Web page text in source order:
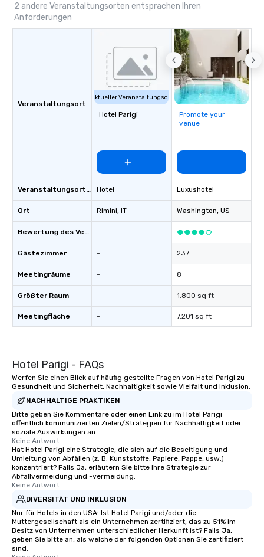
2 andere Veranstaltungsorten entsprachen Ihren
Anforderungen
Veranstaltungsort
Veranstaltungsortstyp
Ort
Bewertung des Veranstaltungsortes
Gästezimmer
Meetingräume
Größter Raum
Meetingfläche
Aktueller Veranstaltungsort
Hotel Parigi
Hotel
Rimini, IT
-
-
-
-
-
Promote your
venue
Luxushotel
Washington, US
237
8
1.800 sq ft
7.201 sq ft
Hotel Parigi - FAQs
Werfen Sie einen Blick auf häufig gestellte Fragen von Hotel Parigi zu
Gesundheit und Sicherheit, Nachhaltigkeit sowie Vielfalt und Inklusion.
NACHHALTIGE PRAKTIKEN
Bitte geben Sie Kommentare oder einen Link zu im Hotel Parigi
öffentlich kommunizierten Zielen/Strategien für Nachhaltigkeit oder
soziale Auswirkungen an.
Keine Antwort.
Hat Hotel Parigi eine Strategie, die sich auf die Beseitigung und
Umleitung von Abfällen (z. B. Kunststoffe, Papiere, Pappe, usw.)
konzentriert? Falls Ja, erläutern Sie bitte Ihre Strategie zur
Abfallvermeidung und -vermeidung.
Keine Antwort.
DIVERSITÄT UND INKLUSION
Nur für Hotels in den USA: Ist Hotel Parigi und/oder die
Muttergesellschaft als ein Unternehmen zertifiziert, das zu 51% im
Besitz von Unternehmen unterschiedlicher Herkunft ist? Falls Ja,
geben Sie bitte an, als welche der folgenden Optionen Sie zertifiziert
sind: